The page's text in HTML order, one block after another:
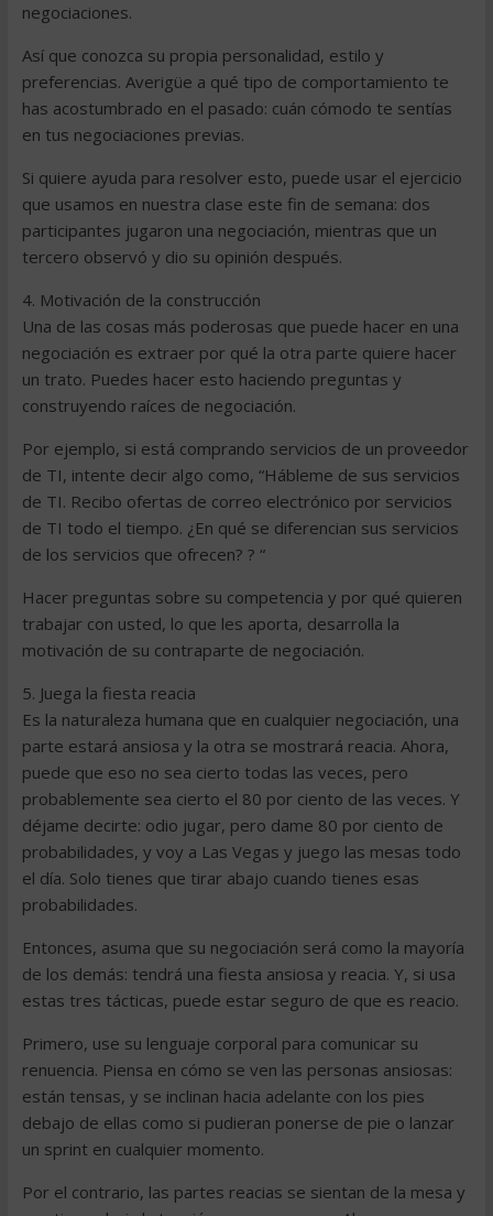
negociaciones.
Así que conozca su propia personalidad, estilo y
preferencias. Averigüe a qué tipo de comportamiento te
has acostumbrado en el pasado: cuán cómodo te sentías
en tus negociaciones previas.
Si quiere ayuda para resolver esto, puede usar el ejercicio
que usamos en nuestra clase este fin de semana: dos
participantes jugaron una negociación, mientras que un
tercero observó y dio su opinión después.
4. Motivación de la construcción
Una de las cosas más poderosas que puede hacer en una
negociación es extraer por qué la otra parte quiere hacer
un trato. Puedes hacer esto haciendo preguntas y
construyendo raíces de negociación.
Por ejemplo, si está comprando servicios de un proveedor
de TI, intente decir algo como, “Hábleme de sus servicios
de TI. Recibo ofertas de correo electrónico por servicios
de TI todo el tiempo. ¿En qué se diferencian sus servicios
de los servicios que ofrecen? ? “
Hacer preguntas sobre su competencia y por qué quieren
trabajar con usted, lo que les aporta, desarrolla la
motivación de su contraparte de negociación.
5. Juega la fiesta reacia
Es la naturaleza humana que en cualquier negociación, una
parte estará ansiosa y la otra se mostrará reacia. Ahora,
puede que eso no sea cierto todas las veces, pero
probablemente sea cierto el 80 por ciento de las veces. Y
déjame decirte: odio jugar, pero dame 80 por ciento de
probabilidades, y voy a Las Vegas y juego las mesas todo
el día. Solo tienes que tirar abajo cuando tienes esas
probabilidades.
Entonces, asuma que su negociación será como la mayoría
de los demás: tendrá una fiesta ansiosa y reacia. Y, si usa
estas tres tácticas, puede estar seguro de que es reacio.
Primero, use su lenguaje corporal para comunicar su
renuencia. Piensa en cómo se ven las personas ansiosas:
están tensas, y se inclinan hacia adelante con los pies
debajo de ellas como si pudieran ponerse de pie o lanzar
un sprint en cualquier momento.
Por el contrario, las partes reacias se sientan de la mesa y